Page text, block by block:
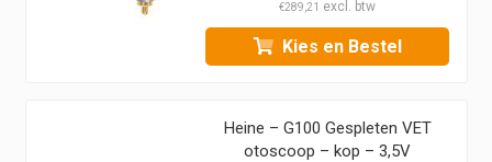
€289,21
Kies en Bestel
Heine – G100 Gespleten VET
otoscoop – kop – 3,5V